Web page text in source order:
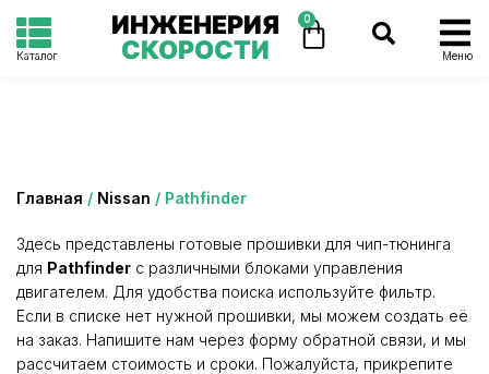
Каталог
ИНЖЕНЕРИЯ
СКОРОСТИ
0
Меню
Главная / Nissan / Pathfinder
Здесь представлены готовые прошивки для чип-тюнинга
для Pathfinder с различными блоками управления
двигателем. Для удобства поиска используйте фильтр.
Если в списке нет нужной прошивки, мы можем создать её
на заказ. Напишите нам через форму обратной связи, и мы
рассчитаем стоимость и сроки. Пожалуйста, прикрепите